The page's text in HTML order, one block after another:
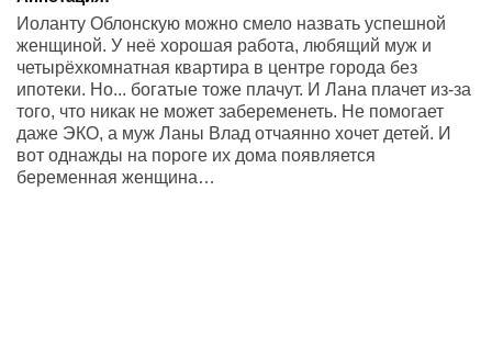
Иоланту Облонскую можно смело назвать успешной
женщиной. У неё хорошая работа, любящий муж и
четырёхкомнатная квартира в центре города без
ипотеки. Но... богатые тоже плачут. И Лана плачет из-за
того, что никак не может забеременеть. Не помогает
даже ЭКО, а муж Ланы Влад отчаянно хочет детей. И
вот однажды на пороге их дома появляется
беременная женщина…